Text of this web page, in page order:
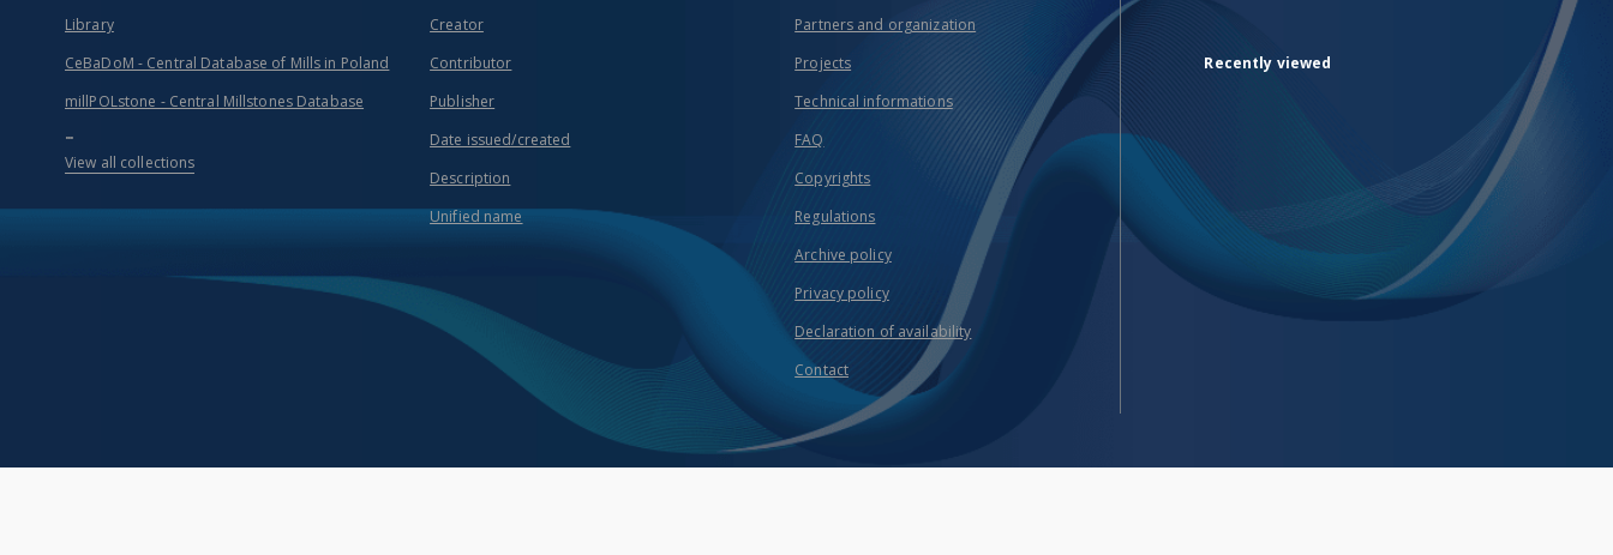
Library
CeBaDoM - Central Database of Mills in Poland
millPOLstone - Central Millstones Database
...
View all collections
Creator
Contributor
Publisher
Date issued/created
Description
Unified name
Partners and organization
Projects
Technical informations
FAQ
Copyrights
Regulations
Archive policy
Privacy policy
Declaration of availability
Contact
Recently viewed